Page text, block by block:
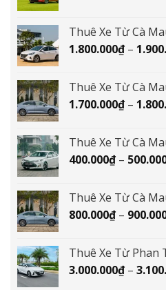
Thuê Xe Từ Cà
1.800.000₫ –
Thuê Xe Từ Cà
1.700.000₫ –
Thuê Xe Từ Cà
400.000₫ –
Thuê Xe Từ Cà
800.000₫ –
Thuê Xe Từ Phan
3.000.000₫ –